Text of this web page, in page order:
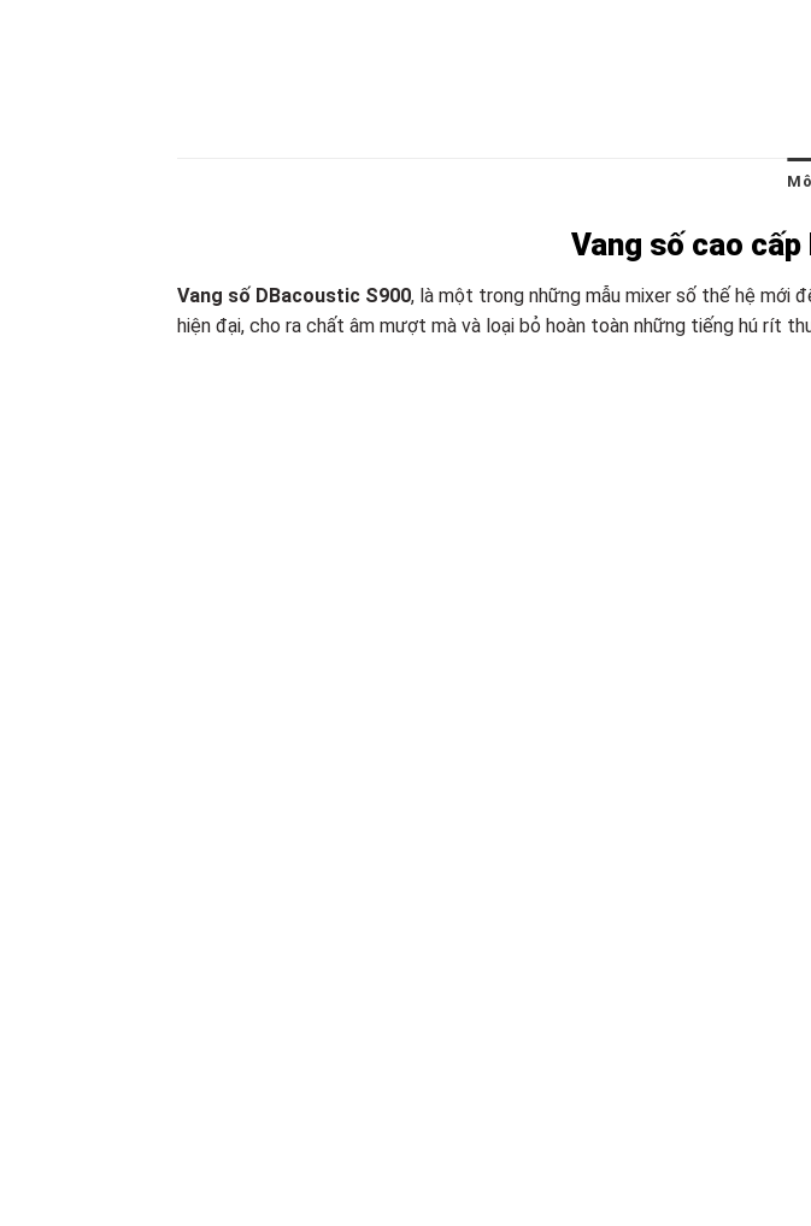
Vang số cao
Vang số DBacoustic S900, là một trong những mẫu mixer số thế hệ mới
hiện đại, cho ra chất âm mượt mà và loại bỏ hoàn toàn những tiếng hú rít